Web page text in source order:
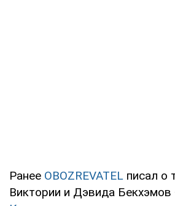
Ранее OBOZREVATEL писал о
Виктории и Дэвида Бекхэмов